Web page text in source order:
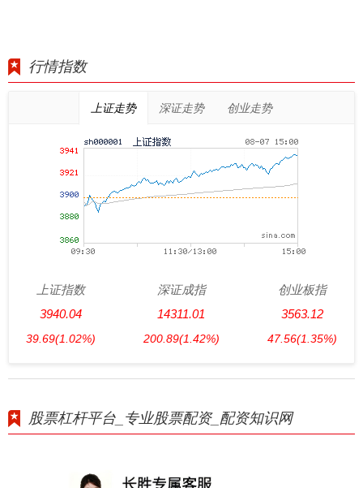
行情指数
上证走势 深证走势 创业走势
上证指数
3940.04
39.69(1.02%)
深证成指
14311.01
200.89(1.42%)
创业板指
3563.12
47.56(1.35%)
股票杠杆平台_专业股票配资_配资知识网